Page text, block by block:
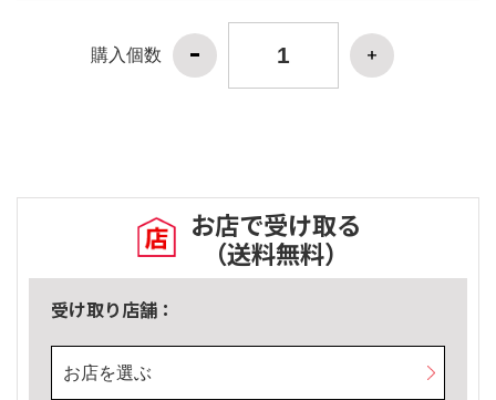
購入個数
お店で受け取る
（送料無料）
受け取り店舗：
お店を選ぶ